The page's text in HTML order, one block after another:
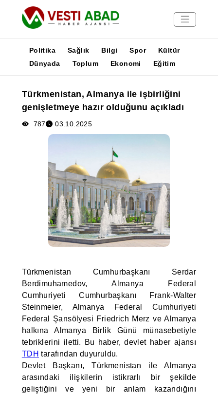
Yayınlar
Medya
Poster
Politika Sağlık Bilgi Spor
Kültür
Dünyada
Toplum Ekonomi Eğitim
Türkmenistan, Almanya ile işbirliğini
genişletmeye hazır olduğunu açıkladı
787 03.10.2025
Türkmenistan Cumhurbaşkanı Serdar
Berdimuhamedov, Almanya Federal
Cumhuriyeti Cumhurbaşkanı Frank-Walter
Steinmeier, Almanya Federal Cumhuriyeti
Federal Şansölyesi Friedrich Merz ve Almanya
halkına Almanya Birlik Günü münasebetiyle
tebriklerini iletti. Bu haber, devlet haber ajansı
TDH tarafından duyuruldu.
Devlet Başkanı, Türkmenistan ile Almanya
arasındaki ilişkilerin istikrarlı bir şekilde
geliştiğini ve yeni bir anlam kazandığını